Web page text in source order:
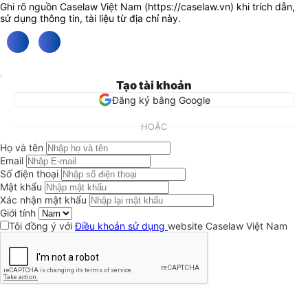
Ghi rõ nguồn Caselaw Việt Nam (https://caselaw.vn) khi trích dẫn,
sử dụng thông tin, tài liệu từ địa chỉ này.
Tạo tài khoản
Đăng ký bằng Google
HOẶC
Họ và tên
Email
Số điện thoại
Mật khẩu
Xác nhận mật khẩu
Giới tính
Tôi đồng ý vớiĐiều khoản sử dụng website Caselaw Việt Nam